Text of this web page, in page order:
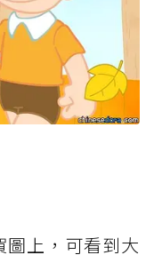
圖上，可看到大